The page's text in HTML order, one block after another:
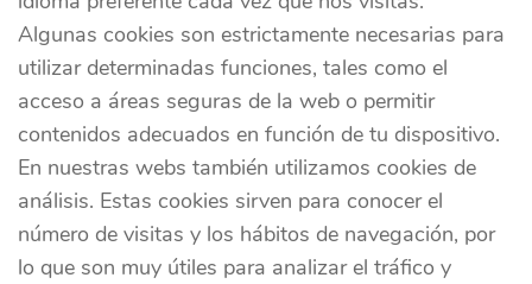
Algunas cookies son estrictamente necesarias para
utilizar determinadas funciones, tales como el
acceso a áreas seguras de la web o permitir
contenidos adecuados en función de tu dispositivo.
En nuestras webs también utilizamos cookies de
análisis. Estas cookies sirven para conocer el
número de visitas y los hábitos de navegación, por
lo que son muy útiles para analizar el tráfico y